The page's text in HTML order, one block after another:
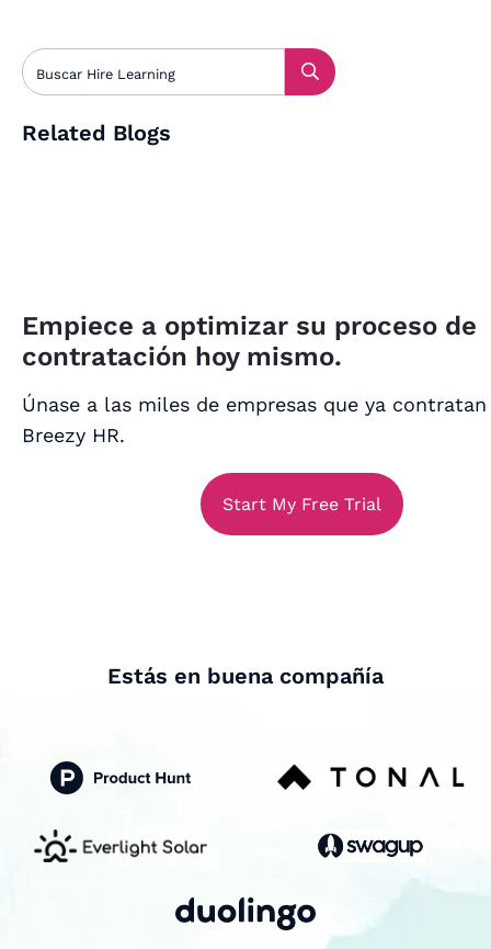
Related Blogs
Empiece a optimizar su proceso de
contratación hoy mismo.
Únase a las miles de empresas que ya
Breezy HR.
Start My Free Trial
Estás en buena compañía